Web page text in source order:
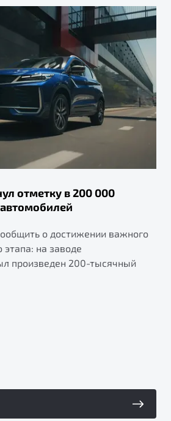
отметку в 200 000
о достижении важного
этапа: на заводе
произведен 200-тысячный